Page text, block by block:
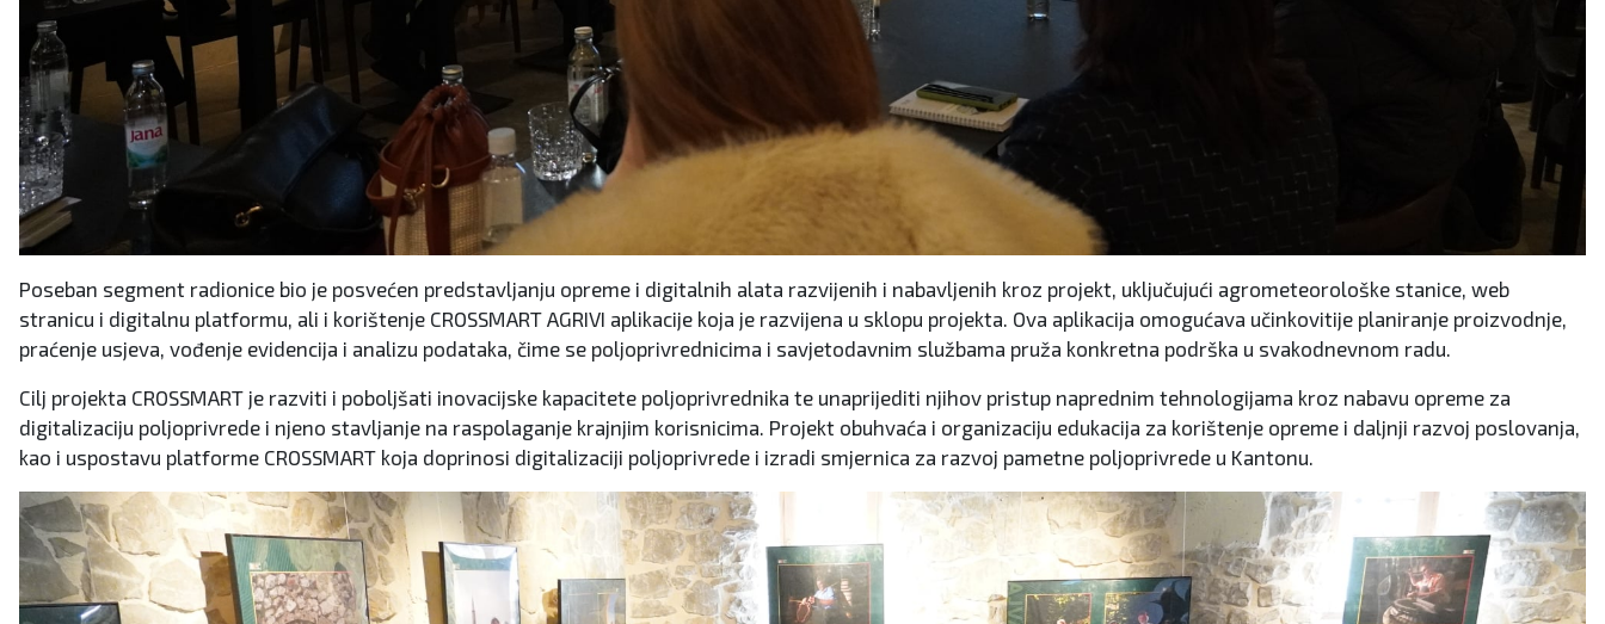
Poseban segment radionice bio je posvećen predstavljanju opreme i digitalnih alata razvijenih i nabavljenih kroz projekt, uključujući agrometeorološke stanice, web
stranicu i digitalnu platformu, ali i korištenje CROSSMART AGRIVI aplikacije koja je razvijena u sklopu projekta. Ova aplikacija omogućava učinkovitije planiranje proizvodnje,
praćenje usjeva, vođenje evidencija i analizu podataka, čime se poljoprivrednicima i savjetodavnim službama pruža konkretna podrška u svakodnevnom radu.
Cilj projekta CROSSMART je razviti i poboljšati inovacijske kapacitete poljoprivrednika te unaprijediti njihov pristup naprednim tehnologijama kroz nabavu opreme za
digitalizaciju poljoprivrede i njeno stavljanje na raspolaganje krajnjim korisnicima. Projekt obuhvaća i organizaciju edukacija za korištenje opreme i daljnji razvoj poslovanja,
kao i uspostavu platforme CROSSMART koja doprinosi digitalizaciji poljoprivrede i izradi smjernica za razvoj pametne poljoprivrede u Kantonu.